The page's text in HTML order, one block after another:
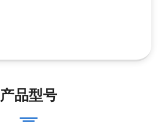
产品型号